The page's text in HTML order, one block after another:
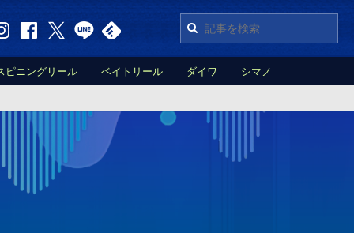
ピニングリール ベイトリール ダイワ シマノ